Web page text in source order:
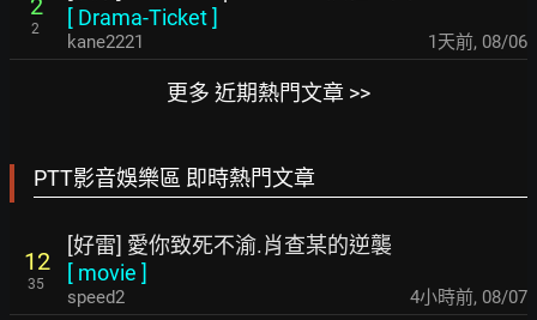
2
2
[ Drama-Ticket]
kane2221 1天前, 08/06
更多 近期熱門文章 >>
PTT影音娛樂區 即時熱門文章
12
35
[好雷] 愛你致死不渝.肖查某的逆襲
[ movie ]
speed2 4小時前, 08/07